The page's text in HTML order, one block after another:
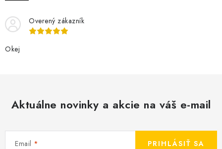
Overený zákazník
Okej
Aktuálne novinky a akcie na váš e-mail
Email PRIHLÁSIŤ SA